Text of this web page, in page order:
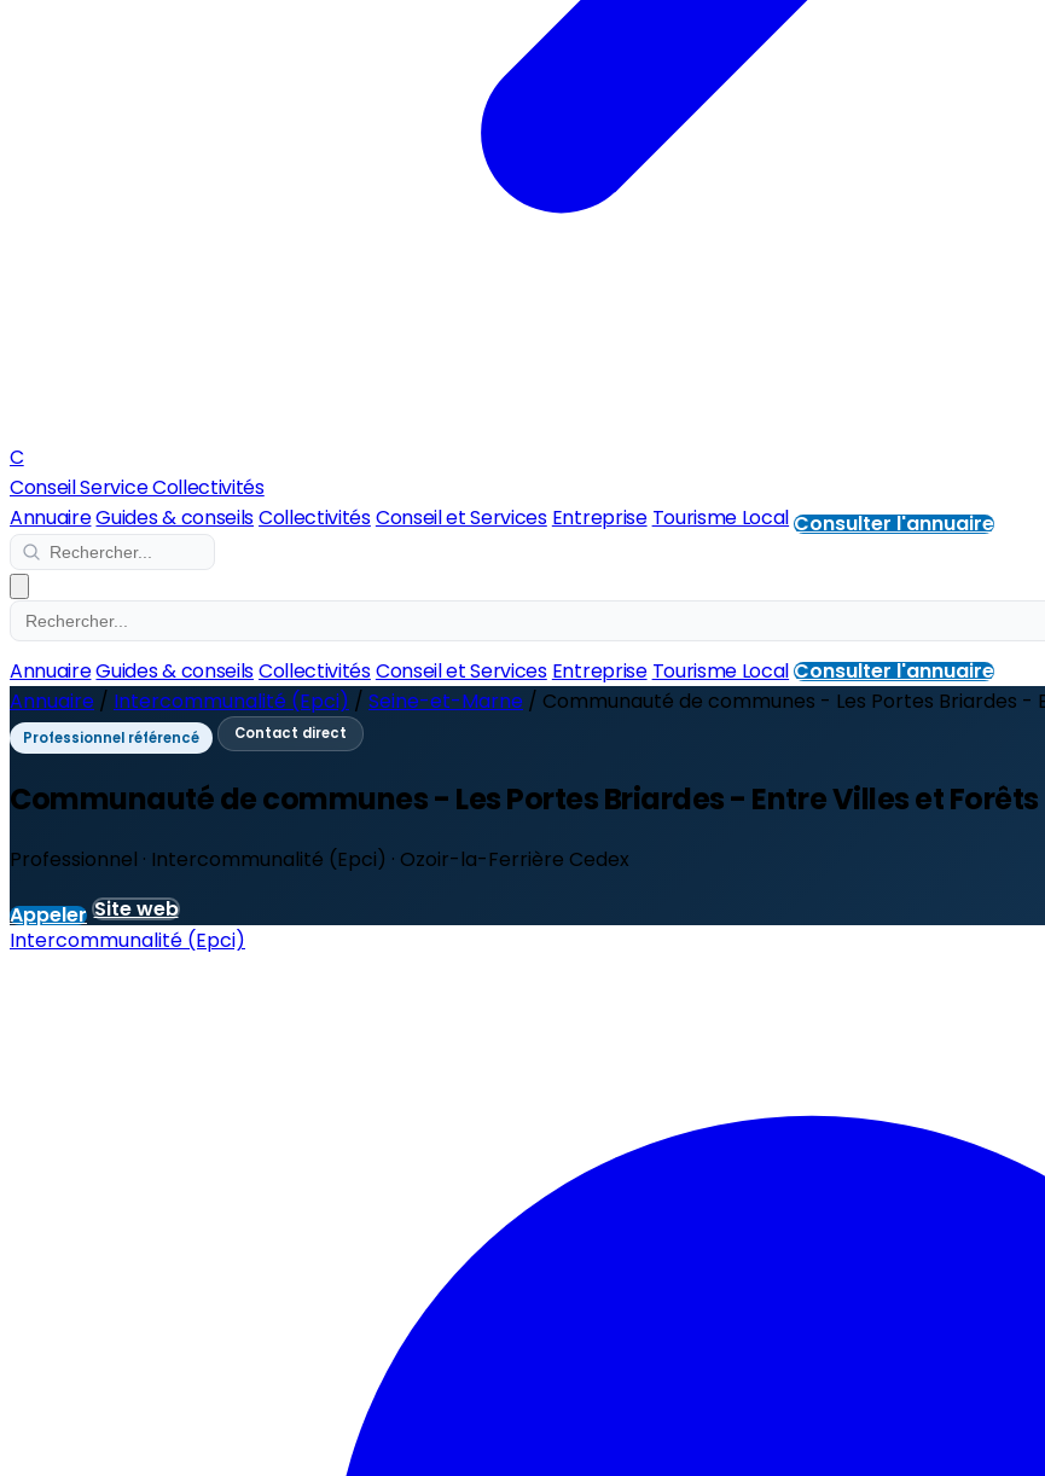
C
Conseil Service Collectivités
AnnuaireGuides & conseilsCollectivitésConseil et Services Entreprise Tourisme LocalConsulter l'annuaire
AnnuaireGuides & conseilsCollectivitésConseil et Services Entreprise Tourisme LocalConsulter l'annuaire
Annuaire / Intercommunalité (Epci) / Seine-et-Marne / Communauté de communes - Les Portes Briardes -
Professionnel référencé Contact direct
Communauté de communes - Les Portes Briardes - Entre Villes et Forêts
Professionnel · Intercommunalité (Epci) · Ozoir-la-Ferrière Cedex
Appeler Site web
Intercommunalité (Epci)